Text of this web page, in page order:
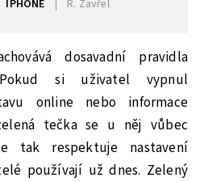
tři dny
IPHONE R. Zavřel
dosavadní pravidla
si uživatel vypnul
online nebo informace
tečka se u něj vůbec
tak respektuje nastavení
používají už dnes. Zelený